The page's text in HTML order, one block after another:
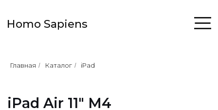
Главная / Каталог / iPad
iPad Air 11" M4